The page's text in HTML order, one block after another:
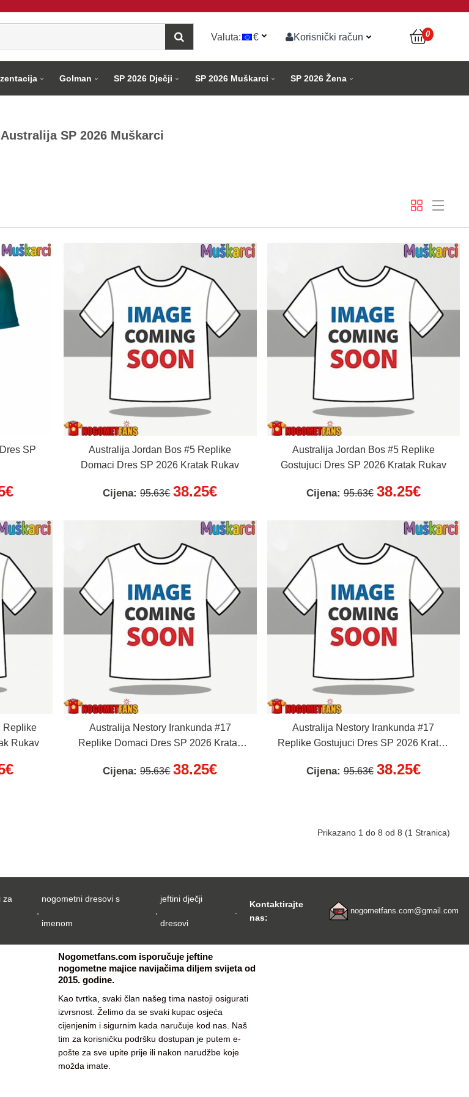
Valuta: € Korisnički račun 0
Golman SP 2026 Dječji SP 2026 Muškarci SP 2026 Žena
Australija SP 2026 Muškarci
SP
Australija Jordan Bos #5 Replike
Domaci Dres SP 2026 Kratak Rukav
Cijena:95.63€ 38.25€
Australija Jordan Bos #5 Replike
Gostujuci Dres SP 2026 Kratak Rukav
Cijena:95.63€ 38.25€
Replike
Rukav
Australija Nestory Irankunda #17
Replike Domaci Dres SP 2026 Kratak
Cijena:95.63€ 38.25€
Australija Nestory Irankunda #17
Replike Gostujuci Dres SP 2026 Kratak
Cijena:95.63€ 38.25€
Prikazano 1 do 8 od 8 (1 Stranica)
za nogometni dresovi s
imenom
jeftini dječji
dresovi
Kontaktirajte
nas:
nogometfans.com@gmail.com
Nogometfans.com isporučuje jeftine
nogometne majice navijačima diljem svijeta od
2015. godine.
Kao tvrtka, svaki član našeg tima nastoji osigurati
izvrsnost. Želimo da se svaki kupac osjeća
cijenjenim i sigurnim kada naručuje kod nas. Naš
tim za korisničku podršku dostupan je putem e-
pošte za sve upite prije ili nakon narudžbe koje
možda imate.